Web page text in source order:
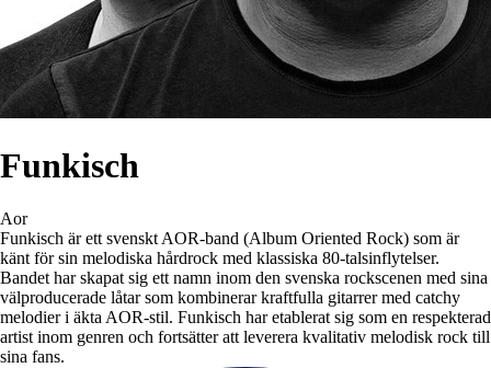
Funkisch
Aor
Funkisch är ett svenskt AOR-band (Album Oriented Rock) som är
känt för sin melodiska hårdrock med klassiska 80-talsinflytelser.
Bandet har skapat sig ett namn inom den svenska rockscenen med sina
välproducerade låtar som kombinerar kraftfulla gitarrer med catchy
melodier i äkta AOR-stil. Funkisch har etablerat sig som en respekterad
artist inom genren och fortsätter att leverera kvalitativ melodisk rock till
sina fans.